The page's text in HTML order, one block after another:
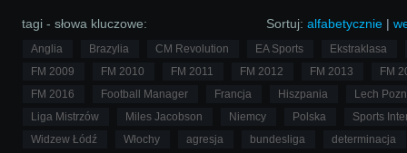
Sortuj: alfabetycznie |
tagi - słowa kluczowe:
Anglia Brazylia CM Revolution EA Sports
Ekstraklasa
FM 2009
FM 2010 FM 2011 FM 2012 FM 2013
FM
FM 2016
Football Manager Francja Hiszpania
Lech
Liga Mistrzów
Miles Jacobson Niemcy Polska
Sports
Widzew Łódź
Włochy agresja bundesliga
determinacja